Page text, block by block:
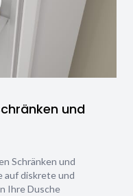
und
Schränken und
auf diskrete und
Ihre Dusche